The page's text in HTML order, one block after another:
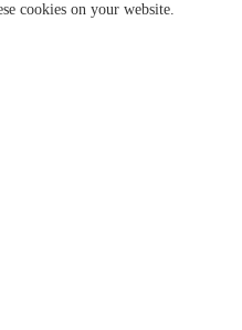
cookies on your website.